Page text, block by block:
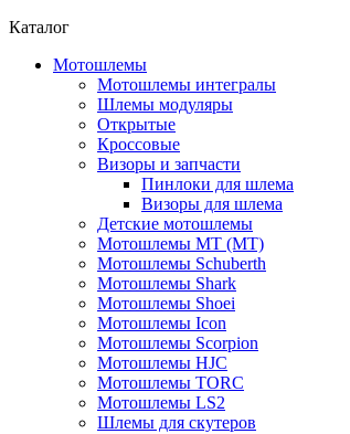
Каталог
Мотошлемы
Мотошлемы интегралы
Шлемы модуляры
Открытые
Кросcовые
Визоры и запчасти
Пинлоки для шлема
Визоры для шлема
Детские мотошлемы
Мотошлемы MT (МТ)
Мотошлемы Schuberth
Мотошлемы Shark
Мотошлемы Shoei
Мотошлемы Icon
Мотошлемы Scorpion
Мотошлемы HJC
Мотошлемы TORC
Мотошлемы LS2
Шлемы для скутеров